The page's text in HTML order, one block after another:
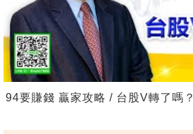
94要賺錢 贏家攻略 / 台股V轉了嗎？